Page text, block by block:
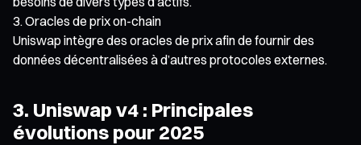
Oracles de prix on-chain
Uniswap intègre des oracles de prix afin de fournir des
données décentralisées à d’autres protocoles externes.
3. Uniswap v4 : Principales
évolutions pour 2025